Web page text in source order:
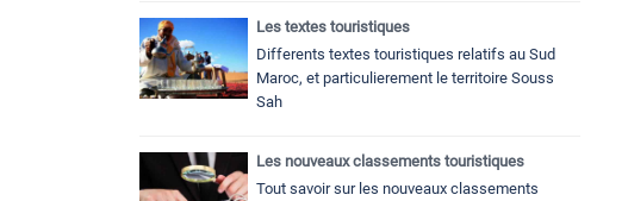
Les textes touristiques
Differents textes touristiques relatifs au Sud
Maroc, et particulierement le territoire Souss
Sah
Les nouveaux classements touristiques
Tout savoir sur les nouveaux classements